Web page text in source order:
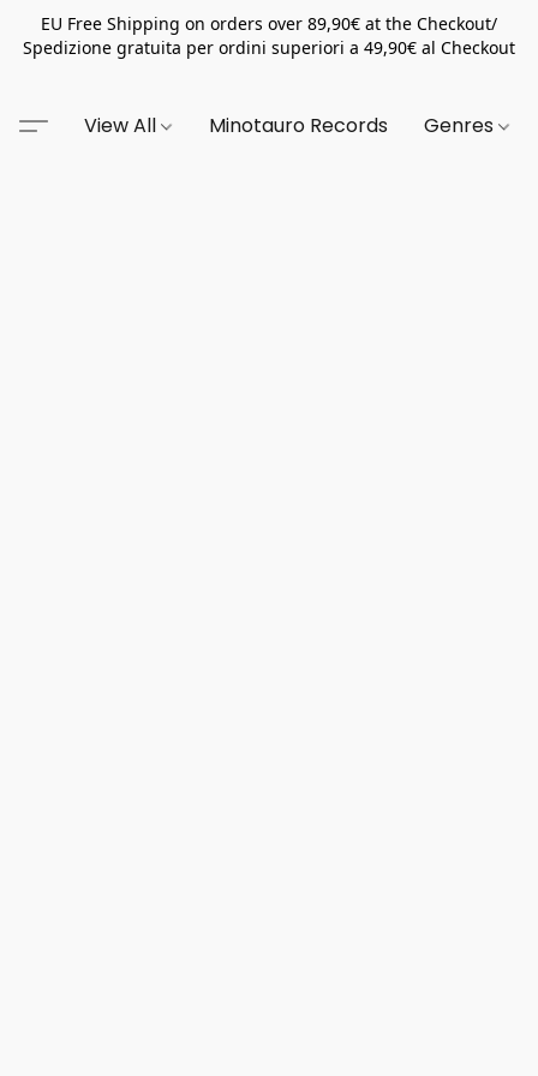
EU Free Shipping on orders over 89,90€ at the Checkout/
Spedizione gratuita per ordini superiori a 49,90€ al Checkout
View All Minotauro Records Genres